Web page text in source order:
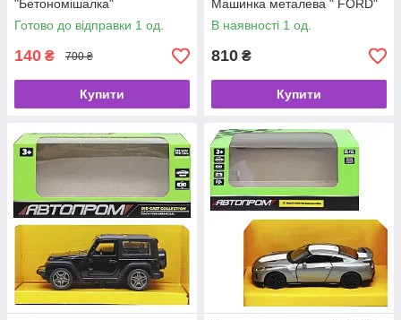
"Бетономішалка"
Готово до відправки 1 од.
140 ₴ 700 ₴
Купити
Машинка металева " FORD"
В наявності 1 од.
810 ₴
Купити